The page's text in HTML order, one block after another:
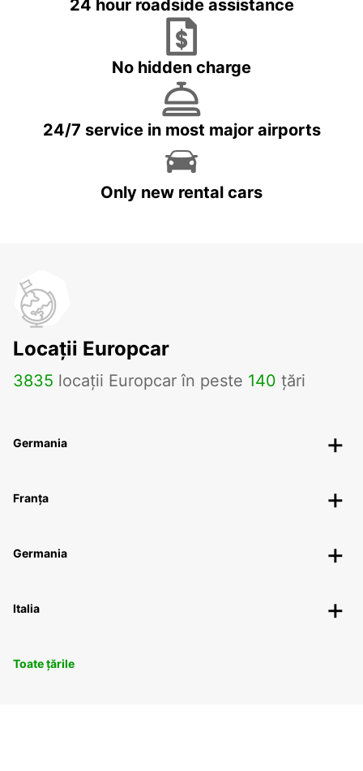
24 hour roadside assistance
No hidden charge
24/7 service in most major airports
Only new rental cars
Locații Europcar
3835 locații Europcar în peste 140 țări
Germania
Franța
Germania
Italia
Toate țările